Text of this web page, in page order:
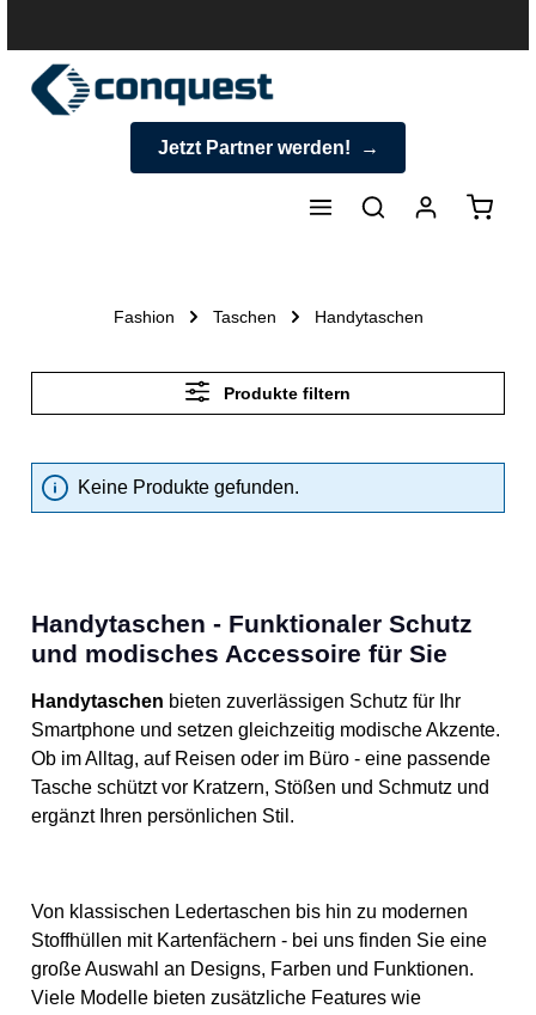
Jetzt Partner werden!
Fashion Taschen Handytaschen
Produkte filtern
Keine Produkte gefunden.
Handytaschen - Funktionaler Schutz
und modisches Accessoire für Sie
Handytaschen bieten zuverlässigen Schutz für Ihr
Smartphone und setzen gleichzeitig modische Akzente.
Ob im Alltag, auf Reisen oder im Büro - eine passende
Tasche schützt vor Kratzern, Stößen und Schmutz und
ergänzt Ihren persönlichen Stil.
Von klassischen Ledertaschen bis hin zu modernen
Stoffhüllen mit Kartenfächern - bei uns finden Sie eine
große Auswahl an Designs, Farben und Funktionen.
Viele Modelle bieten zusätzliche Features wie